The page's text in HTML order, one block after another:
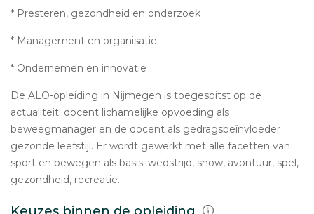
* Presteren, gezondheid en onderzoek
* Management en organisatie
* Ondernemen en innovatie
De ALO-opleiding in Nijmegen is toegespitst op de
actualiteit: docent lichamelijke opvoeding als
beweegmanager en de docent als gedragsbeïnvloeder
gezonde leefstijl. Er wordt gewerkt met alle facetten van
sport en bewegen als basis: wedstrijd, show, avontuur, spel,
gezondheid, recreatie.